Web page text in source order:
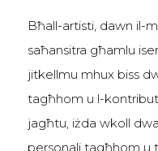
Bħall-artisti, dawn il-
saħansitra għamlu
jitkellmu mhux biss
tagħhom u l-
jagħtu, iżda wkoll
personali tagħhom u